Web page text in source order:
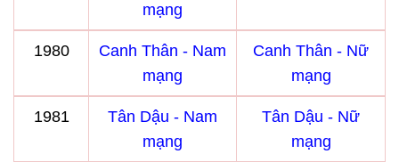
mạng
1980
Canh Thân - Nam
mạng
Canh Thân - Nữ
mạng
1981
Tân Dậu - Nam
mạng
Tân Dậu - Nữ
mạng